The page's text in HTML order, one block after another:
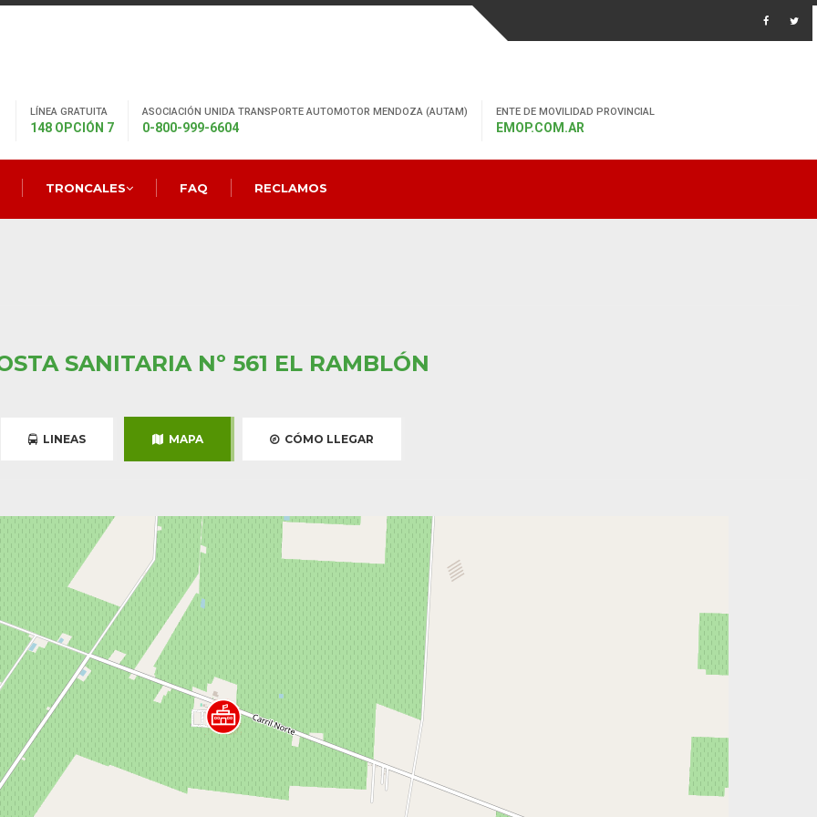
LÍNEA GRATUITA
148 OPCIÓN 7
ASOCIACIÓN UNIDA TRANSPORTE AUTOMOTOR MENDOZA (AUTAM)
0-800-999-6604
ENTE DE MOVILIDAD PROVINCIAL
EMOP.COM.AR
TRONCALES FAQ RECLAMOS
SANITARIA Nº 561 EL RAMBLÓN
LINEAS MAPA CÓMO LLEGAR